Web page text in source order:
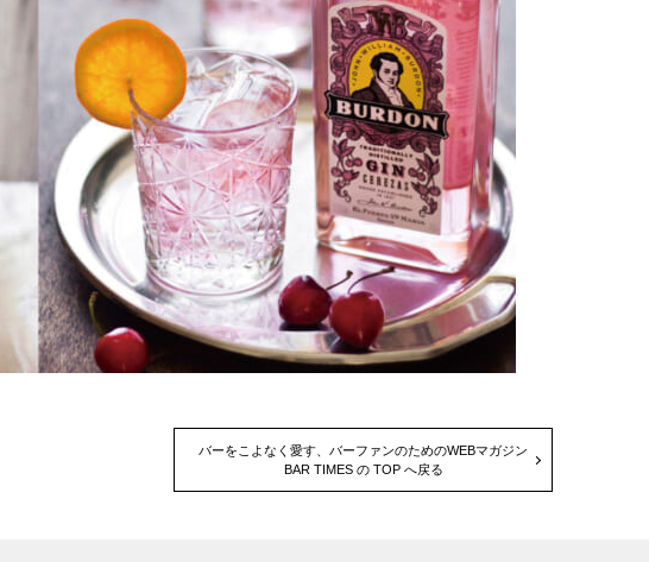
バーをこよなく愛す、バーファンのためのWEBマガジン
BAR TIMES の TOP へ戻る